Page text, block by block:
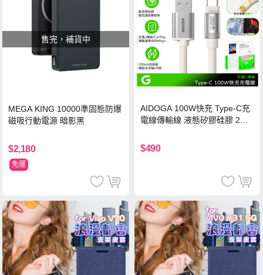
售完，補貨中
MEGA KING 10000準固態防爆
磁吸行動電源 暗影黑
$2,180
免運
AIDOGA 100W快充 Type-C充
電線傳輸線 液態矽膠硅膠 2M
$490